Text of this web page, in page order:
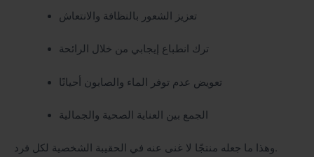
تعزيز الشعور بالنظافة والانتعاش
ترك انطباع إيجابي من خلال الرائحة
تعويض عدم توفر الماء والصابون أحيانًا
الجمع بين العناية الصحية والجمالية
وهذا ما جعله منتجًا لا غنى عنه في الحقيبة الشخصية لكل فرد.